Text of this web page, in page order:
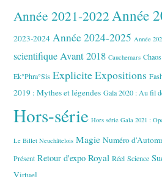
Année 2021-2022Année
2023-2024 Année 2024-2025 Année
scientifique Avant 2018 Cauchemars Chaos
Ek°Phra°Sis ExpliciteExpositions
2019 : Mythes et légendes Gala 2020 : Au fil
Hors-série Hors série Gala 2021 :
Le Billet Neuchâtelois Magie Numéro
Présent Retour d'expo Royal Réel Science
Virtuel